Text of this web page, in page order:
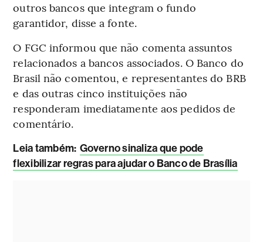
outros bancos que integram o fundo
garantidor, disse a fonte.
O FGC informou que não comenta assuntos
relacionados a bancos associados. O Banco do
Brasil não comentou, e representantes do BRB
e das outras cinco instituições não
responderam imediatamente aos pedidos de
comentário.
Leia também: Governo sinaliza que pode
flexibilizar regras para ajudar o Banco de Brasília